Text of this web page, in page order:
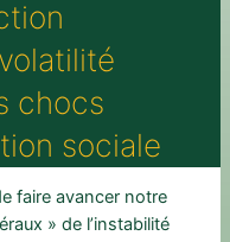
chocs
sociale
faire avancer notre
» de l’instabilité